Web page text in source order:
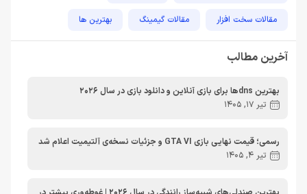
مقالات سخت افزار مقالات گیمینگ بهترین ها
مطالب آموزشی ایکس باکس
آخرین مطالب
بهترین dnsها برای بازی آنلاین و دانلود بازی در سال 2026
تیر 17, 1405
رسمی؛ قیمت نهایی بازی GTA VI و جزئیات نسخه‌ی آلتیمیت اعلام شد
تیر 4, 1405